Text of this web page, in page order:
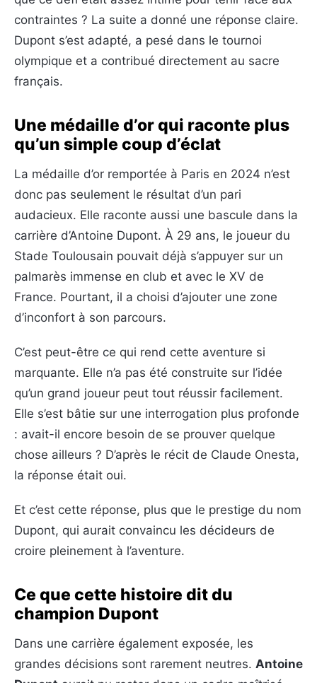
contraintes ? La suite a donné une réponse claire.
Dupont s’est adapté, a pesé dans le tournoi
olympique et a contribué directement au sacre
français.
Une médaille d’or qui raconte plus
qu’un simple coup d’éclat
La médaille d’or remportée à Paris en 2024 n’est
donc pas seulement le résultat d’un pari
audacieux. Elle raconte aussi une bascule dans la
carrière d’Antoine Dupont. À 29 ans, le joueur du
Stade Toulousain pouvait déjà s’appuyer sur un
palmarès immense en club et avec le XV de
France. Pourtant, il a choisi d’ajouter une zone
d’inconfort à son parcours.
C’est peut-être ce qui rend cette aventure si
marquante. Elle n’a pas été construite sur l’idée
qu’un grand joueur peut tout réussir facilement.
Elle s’est bâtie sur une interrogation plus profonde
: avait-il encore besoin de se prouver quelque
chose ailleurs ? D’après le récit de Claude Onesta,
la réponse était oui.
Et c’est cette réponse, plus que le prestige du nom
Dupont, qui aurait convaincu les décideurs de
croire pleinement à l’aventure.
Ce que cette histoire dit du
champion Dupont
Dans une carrière également exposée, les
grandes décisions sont rarement neutres. Antoine